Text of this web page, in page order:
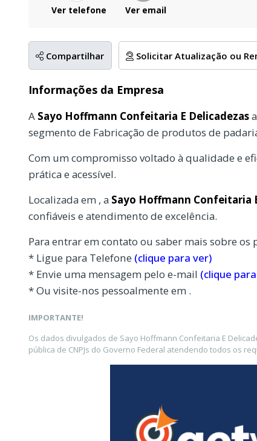
Ver telefone Ver email
Compartilhar Solicitar Atualização ou
Informações da Empresa
A Sayo Hoffmann Confeitaria E Delicadezas
segmento de Fabricação de produtos de
Com um compromisso voltado à qualidade e
prática e acessível.
Localizada em , a Sayo Hoffmann Confeitaria
confiáveis e atendimento de excelência.
Para entrar em contato ou saber mais sobre
* Ligue para Telefone (clique para ver)
* Envie uma mensagem pelo e-mail (clique
* Ou visite-nos pessoalmente em .
IMPORTANTE!
Os dados divulgados de Sayo Hoffmann Confeitaria E
pública de CNPJs do Governo Federal atendendo todos os